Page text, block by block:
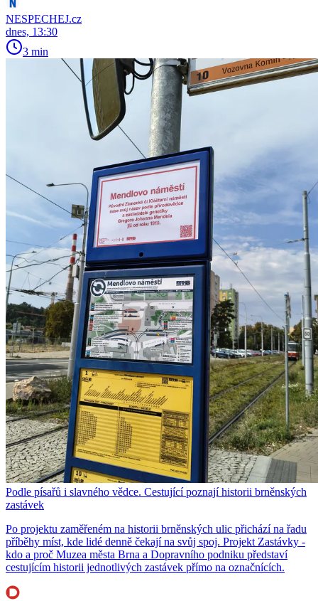
NESPECHEJ.cz
dnes, 13:30
3 min
Podle písařů i slavného vědce. Cestující poznají historii brněnských
zastávek
Po projektu zaměřeném na historii brněnských ulic přichází na řadu
příběhy míst, kde lidé denně čekají na svůj spoj. Projekt Zastávky -
kdo a proč Muzea města Brna a Dopravního podniku představí
cestujícím historii jednotlivých zastávek přímo na označnících.